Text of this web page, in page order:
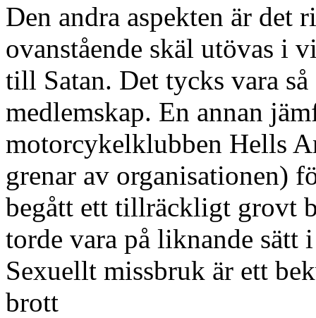
Den andra aspekten är det
ovanstående skäl utövas i
till Satan. Det tycks vara
medlemskap. En annan
motorcykelklubben Hells
grenar av organisationen)
begått ett tillräckligt grovt
torde vara på liknande sätt
Sexuellt missbruk är ett
brott